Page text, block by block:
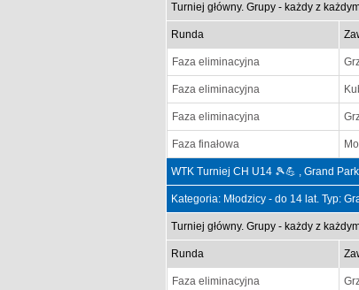
Turniej główny. Grupy - każdy z
Runda
Faza eliminacyjna
Faza eliminacyjna
Faza eliminacyjna
Faza finałowa
WTK Turniej CH U14 🎾💪 , Grand
Kategoria: Młodzicy - do 14 lat. Typ:
Turniej główny. Grupy - każdy z
Runda
Faza eliminacyjna